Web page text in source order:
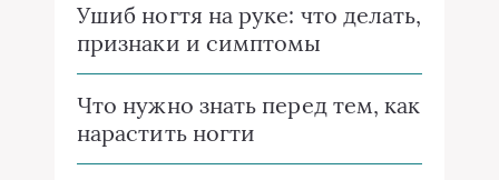
Ушиб ногтя на руке: что делать,
признаки и симптомы
Что нужно знать перед тем, как
нарастить ногти